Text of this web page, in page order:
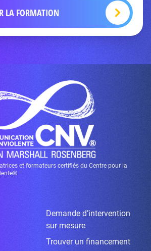
LA FORMATION
et formateurs certifiés du Centre pour la
Demande d’intervention
sur mesure
Trouver un financement